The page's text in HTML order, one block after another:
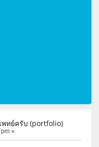
ทย์ครับ (portfolio)
»